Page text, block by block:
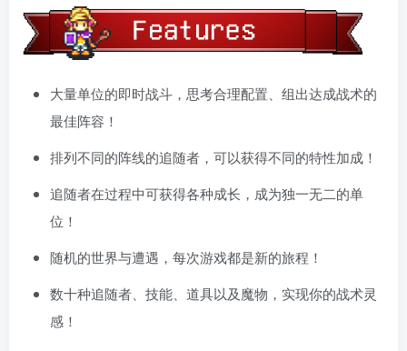
大量单位的即时战斗，思考合理配置、组出达成战术的
最佳阵容！
排列不同的阵线的追随者，可以获得不同的特性加成！
追随者在过程中可获得各种成长，成为独一无二的单
位！
随机的世界与遭遇，每次游戏都是新的旅程！
数十种追随者、技能、道具以及魔物，实现你的战术灵
感！